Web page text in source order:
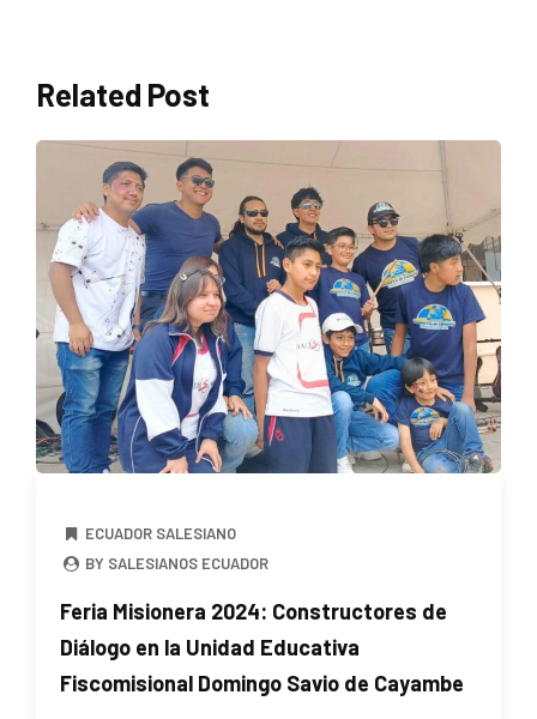
Related Post
ECUADOR SALESIANO
BY SALESIANOS ECUADOR
Feria Misionera 2024: Constructores de
Diálogo en la Unidad Educativa
Fiscomisional Domingo Savio de Cayambe